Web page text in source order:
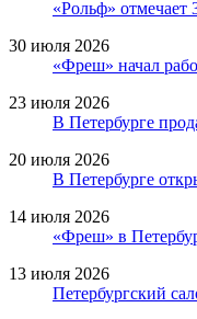
«Рольф» отмечает
30 июля 2026
«Фреш» начал
23 июля 2026
В Петербурге
20 июля 2026
В Петербурге
14 июля 2026
«Фреш» в
13 июля 2026
Петербургский